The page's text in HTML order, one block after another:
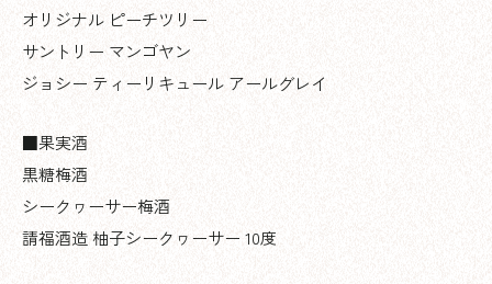
オリジナル ピーチツリー
サントリー マンゴヤン
ジョシー ティーリキュール アールグレイ
■果実酒
黒糖梅酒
シークヮーサー梅酒
請福酒造 柚子シークヮーサー 10度